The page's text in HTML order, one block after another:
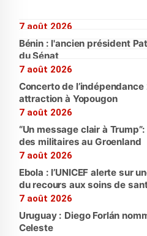
7 août 2026
Bénin : l'ancien président
du Sénat
7 août 2026
Concerto de
attraction à Yopougon
7 août 2026
“Un message clair à
des militaires au Groenland
7 août 2026
Ebola : l’UNICEF alerte sur
du recours aux soins de
7 août 2026
Uruguay : Diego Forlán
Celeste